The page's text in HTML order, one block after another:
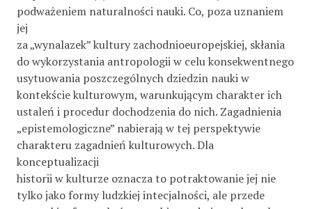
podważeniem naturalności nauki. Co, poza uznaniem
jej
za „wynalazek” kultury zachodnioeuropejskiej, skłania
do wykorzystania antropologii w celu konsekwentnego
usytuowania poszczególnych dziedzin nauki w
kontekście kulturowym, warunkującym charakter ich
ustaleń i procedur dochodzenia do nich. Zagadnienia
„epistemologiczne” nabierają w tej perspektywie
charakteru zagadnień kulturowych. Dla
konceptualizacji
historii w kulturze oznacza to potraktowanie jej nie
tylko jako formy ludzkiej intecjalności, ale przede